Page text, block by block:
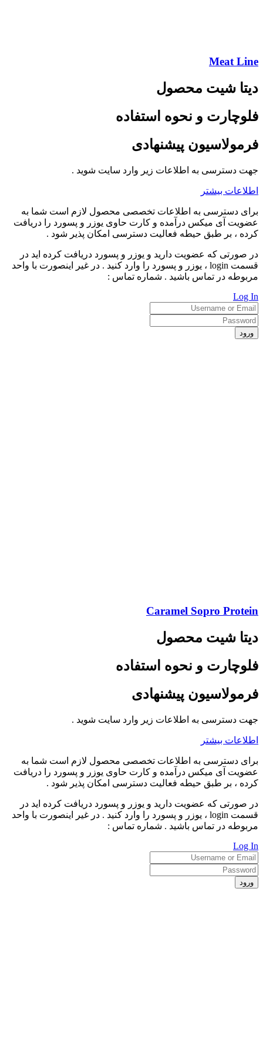
Meat Line
دیتا شیت محصول
فلوچارت و نحوه استفاده
فرمولاسیون پیشنهادی
جهت دسترسی به اطلاعات زیر وارد سایت شوید .
اطلاعات بیشتر
برای دسترسی به اطلاعات تخصصی محصول لازم است شما به
عضویت آی میکس درآمده و کارت حاوی یوزر و پسورد را دریافت
کرده ، بر طبق حیطه فعالیت دسترسی امکان پذیر شود .
در صورتی که عضویت دارید و یوزر و پسورد دریافت کرده اید در
قسمت login ، یوزر و پسورد را وارد کنید . در غیر اینصورت با واحد
مربوطه در تماس باشید . شماره تماس :
Log In
ورود
Caramel Sopro Protein
دیتا شیت محصول
فلوچارت و نحوه استفاده
فرمولاسیون پیشنهادی
جهت دسترسی به اطلاعات زیر وارد سایت شوید .
اطلاعات بیشتر
برای دسترسی به اطلاعات تخصصی محصول لازم است شما به
عضویت آی میکس درآمده و کارت حاوی یوزر و پسورد را دریافت
کرده ، بر طبق حیطه فعالیت دسترسی امکان پذیر شود .
در صورتی که عضویت دارید و یوزر و پسورد دریافت کرده اید در
قسمت login ، یوزر و پسورد را وارد کنید . در غیر اینصورت با واحد
مربوطه در تماس باشید . شماره تماس :
Log In
ورود